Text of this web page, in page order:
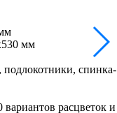
мм
подлокотники, спинка-
вариантов расцветок и